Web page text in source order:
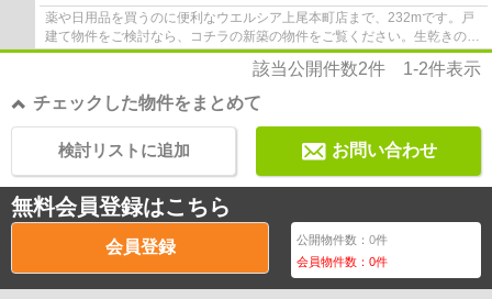
薬や日用品を買うのに便利なウエルシア上尾本町店まで、232mです。戸
建て物件をご検討なら、コチラの新築の物件をご覧ください。生乾きの洗
濯物をしっかり乾かしたい時でもすぐに乾燥...
該当公開件数2件 1-2件表示
チェックした物件をまとめて
お問い合わせ
検討リストに追加
無料会員登録はこちら
会員登録 公開物件数：0件
会員物件数：0件